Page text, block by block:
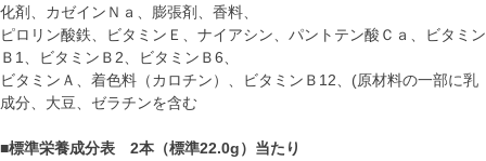
化剤、カゼインＮａ、膨張剤、香料、
ピロリン酸鉄、ビタミンＥ、ナイアシン、パントテン酸Ｃａ、ビタミン
Ｂ1、ビタミンＢ2、ビタミンＢ6、
ビタミンＡ、着色料（カロチン）、ビタミンＢ12、(原材料の一部に乳
成分、大豆、ゼラチンを含む
■標準栄養成分表 2本（標準22.0g）当たり